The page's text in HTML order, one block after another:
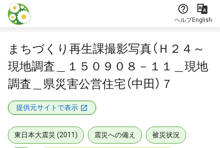
本文に飛ぶ
ヘルプEnglish
まちづくり再生課撮影写真（Ｈ２４～
現地調査＿１５０９０８－１１＿現地
調査＿県災害公営住宅（中田）７
提供元サイトで表示
東日本大震災 (2011) 震災への備え 被災状況